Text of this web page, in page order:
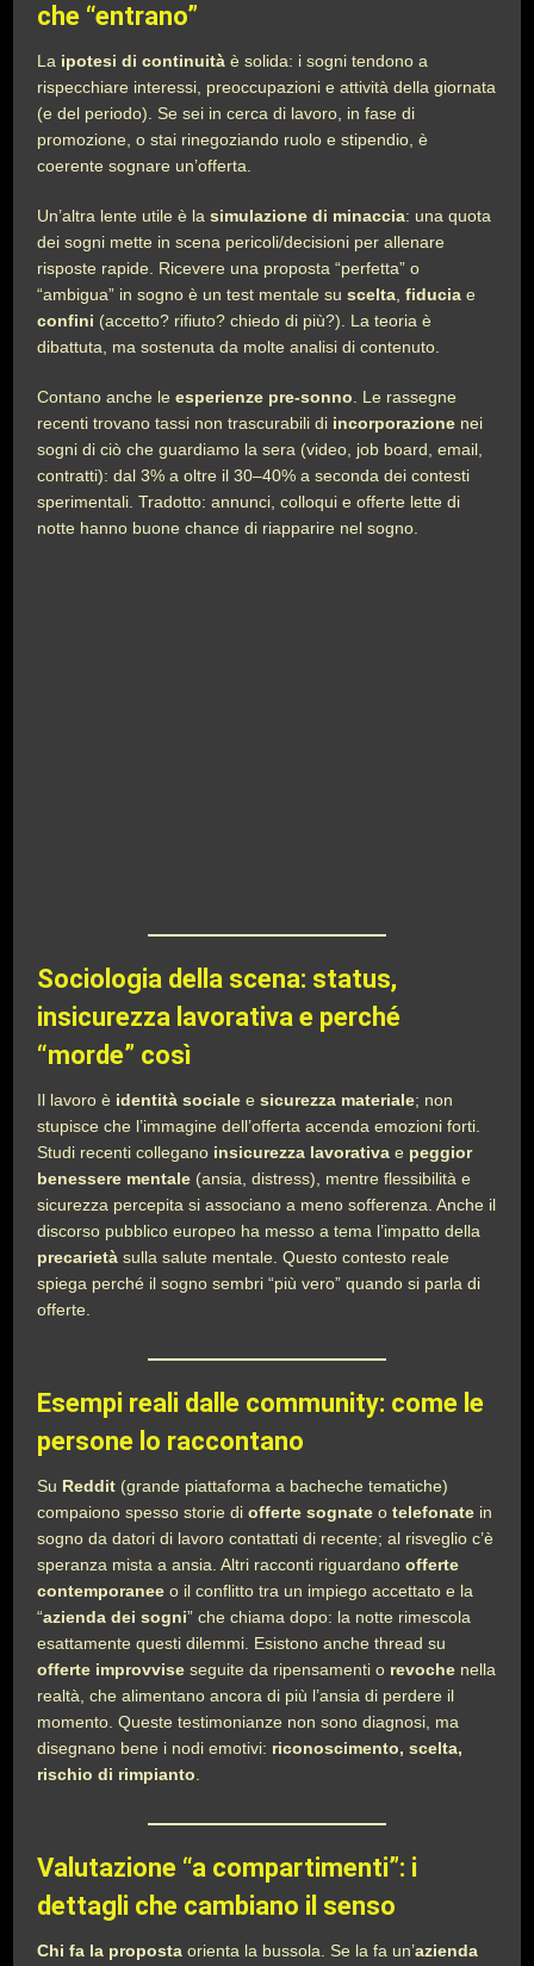
che “entrano”
La ipotesi di continuità è solida: i sogni tendono a
rispecchiare interessi, preoccupazioni e attività della giornata
(e del periodo). Se sei in cerca di lavoro, in fase di
promozione, o stai rinegoziando ruolo e stipendio, è
coerente sognare un’offerta.
Un’altra lente utile è lasimulazione di minaccia: una quota
dei sogni mette in scena pericoli/decisioni per allenare
risposte rapide. Ricevere una proposta “perfetta” o
“ambigua” in sogno è un test mentale suscelta ,fiducia e
confini (accetto? rifiuto? chiedo di più?). La teoria è
dibattuta, ma sostenuta da molte analisi di contenuto.
Contano anche leesperienze pre-sonno . Le rassegne
recenti trovano tassi non trascurabili di incorporazione nei
sogni di ciò che guardiamo la sera (video, job board, email,
contratti): dal 3% a oltre il 30–40% a seconda dei contesti
sperimentali. Tradotto: annunci, colloqui e offerte lette di
notte hanno buone chance di riapparire nel sogno.
Sociologia della scena: status,
insicurezza lavorativa e perché
“morde” così
Il lavoro è identità sociale esicurezza materiale; non
stupisce che l’immagine dell’offerta accenda emozioni forti.
Studi recenti collegano insicurezza lavorativa e peggior
benessere mentale (ansia, distress), mentre flessibilità e
sicurezza percepita si associano a meno sofferenza. Anche il
discorso pubblico europeo ha messo a tema l’impatto della
precarietà sulla salute mentale. Questo contesto reale
spiega perché il sogno sembri “più vero” quando si parla di
offerte.
Esempi reali dalle community: come le
persone lo raccontano
Su Reddit (grande piattaforma a bacheche tematiche)
compaiono spesso storie diofferte sognate otelefonate in
sogno da datori di lavoro contattati di recente; al risveglio c’è
speranza mista a ansia. Altri racconti riguardanoofferte
contemporanee o il conflitto tra un impiego accettato e la
“azienda dei sogni” che chiama dopo: la notte rimescola
esattamente questi dilemmi. Esistono anche thread su
offerte improvvise seguite da ripensamenti o revoche nella
realtà, che alimentano ancora di più l’ansia di perdere il
momento. Queste testimonianze non sono diagnosi, ma
disegnano bene i nodi emotivi: riconoscimento, scelta,
rischio di rimpianto
Valutazione “a compartimenti”: i
dettagli che cambiano il senso
Chi fa la proposta orienta la bussola. Se la fa un’azienda